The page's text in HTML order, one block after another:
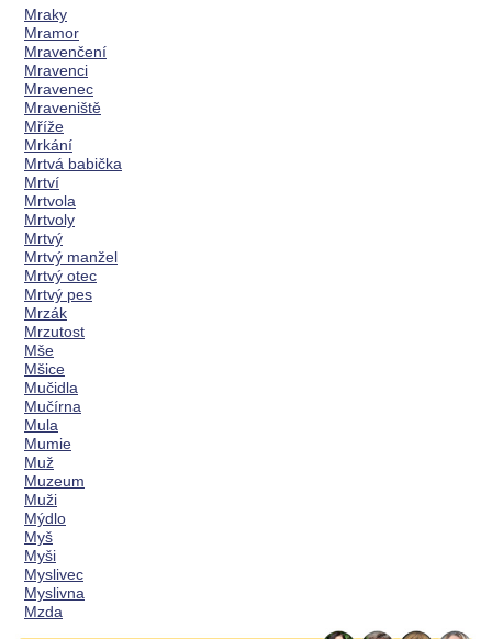
Mraky
Mramor
Mravenčení
Mravenci
Mravenec
Mraveniště
Mříže
Mrkání
Mrtvá babička
Mrtví
Mrtvola
Mrtvoly
Mrtvý
Mrtvý manžel
Mrtvý otec
Mrtvý pes
Mrzák
Mrzutost
Mše
Mšice
Mučidla
Mučírna
Mula
Mumie
Muž
Muzeum
Muži
Mýdlo
Myš
Myši
Myslivec
Myslivna
Mzda